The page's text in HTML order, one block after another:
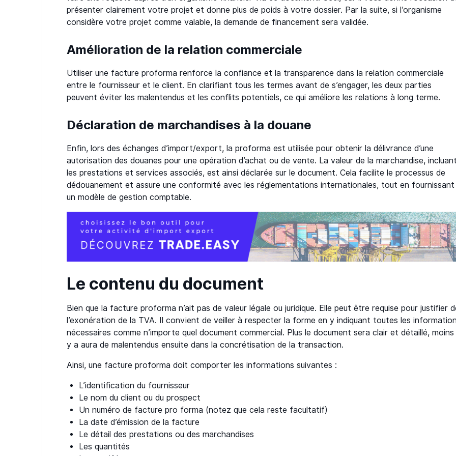
présenter clairement votre projet et donne plus de poids à votre dossier. Par la suite, si l’organisme
considère votre projet comme valable, la demande de financement sera validée.
Amélioration de la relation commerciale
Utiliser une facture proforma renforce la confiance et la transparence dans la relation commerciale
entre le fournisseur et le client. En clarifiant tous les termes avant de s’engager, les deux parties
peuvent éviter les malentendus et les conflits potentiels, ce qui améliore les relations à long terme.
Déclaration de marchandises à la douane
Enfin, lors des échanges d’import/export, la proforma est utilisée pour obtenir la délivrance d’une
autorisation des douanes pour une opération d’achat ou de vente. La valeur de la marchandise,
les prestations et services associés, est ainsi déclarée sur le document. Cela facilite le processus de
dédouanement et assure une conformité avec les réglementations internationales, tout en fournissant
un modèle de gestion comptable.
Le contenu du document
Bien que la facture proforma n’ait pas de valeur légale ou juridique. Elle peut être requise pour justifier
l’exonération de la TVA. Il convient de veiller à respecter la forme en y indiquant toutes les
nécessaires comme n’importe quel document commercial. Plus le document sera clair et détaillé, moins
y a aura de malentendus ensuite dans la concrétisation de la transaction.
Ainsi, une facture proforma doit comporter les informations suivantes :
L’identification du fournisseur
Le nom du client ou du prospect
Un numéro de facture pro forma (notez que cela reste facultatif)
La date d’émission de la facture
Le détail des prestations ou des marchandises
Les quantités